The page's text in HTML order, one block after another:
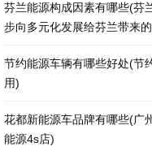
芬兰能源构成因素有哪些(芬
步向多元化发展给芬兰带来
节约能源车辆有哪些好处(节
用)
花都新能源车品牌有哪些(广
能源4s店)